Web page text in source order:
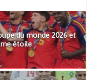
du monde 2026 et
étoile